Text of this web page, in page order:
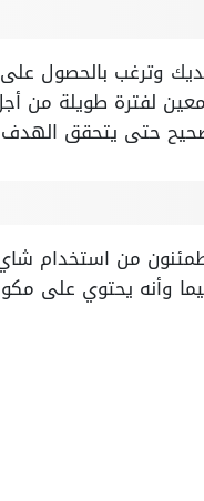
وترغب بالحصول
لفترة طويلة من
حتى يتحقق
من استخدام
وأنه يحتوي على